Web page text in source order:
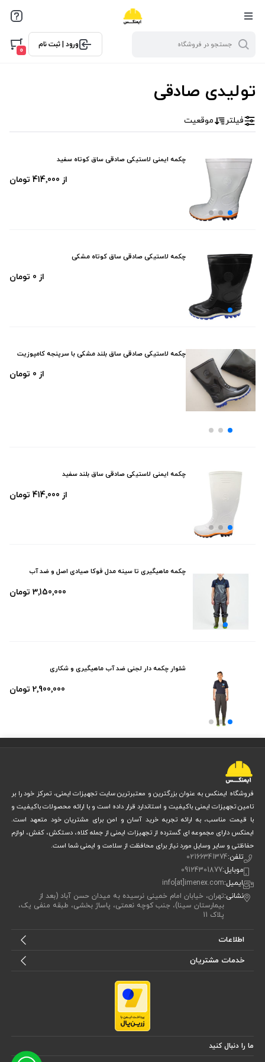
ورود | ثبت نام
0 فیلتر بر اساس قیمت
تولیدی صادقی
فیلتر موقعیت
چکمه ایمنی لاستیکی صادقی ساق کوتاه سفید
از 414٬000 تومان
چکمه لاستیکی صادقی ساق کوتاه مشکی
از 0 تومان
چکمه لاستیکی صادقی ساق بلند مشکی با سرپنجه کامپوزیت
از 0 تومان
چکمه ایمنی لاستیکی صادقی ساق بلند سفید
از 414٬000 تومان
چکمه ماهیگیری تا سینه مدل فوکا صیادی اصل و ضد آب
3٬150٬000 تومان
شلوار چکمه دار لجنی ضد آب ماهیگیری و شکاری
2٬900٬000 تومان
فروشگاه ایمنکس به عنوان بزرگترین و معتبرترین سایت تجهیزات ایمنی، تمرکز خود را بر
تامین تجهیزات ایمنی باکیفیت و استاندارد قرار داده است و با ارائه محصولات باکیفیت و
با قیمت مناسب، به ارائه تجربه خرید آسان و امن برای مشتریان خود متعهد است.
ایمنکس دارای مجموعه ای گسترده از تجهیزات ایمنی از جمله کلاه، دستکش، کفش، لوازم
حفاظتی و سایر وسایل مورد نیاز برای محافظت از سلامت و ایمنی شما است.
تلفن:02166341374
موبایل:09124301877
ایمیل:info[at]imenex.com
نشانی:تهران، خیابان امام خمینی نرسیده به میدان حسن آباد (بعد از
بیمارستان سینا)، جنب کوچه نعمتی، پاساژ بخشی، طبقه منفی یک،
پلاک 11
اطلاعات
خدمات مشتریان
ما را دنبال کنید